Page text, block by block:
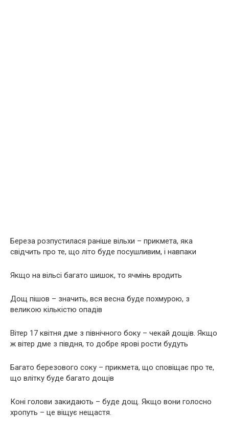
Береза розпустилася раніше вільхи – прикмета, яка
свідчить про те, що літо буде посушливим, і навпаки
Якщо на вільсі багато шишок, то ячмінь вродить
Дощ пішов – значить, вся весна буде похмурою, з
великою кількістю опадів
Вітер 17 квітня дме з північного боку – чекай дощів. Якщо
ж вітер дме з півдня, то добре ярові рости будуть
Багато березового соку – прикмета, що сповіщає про те,
що влітку буде багато дощів
Коні голови закидають – буде дощ. Якщо вони голосно
хропуть – це віщує нещастя.